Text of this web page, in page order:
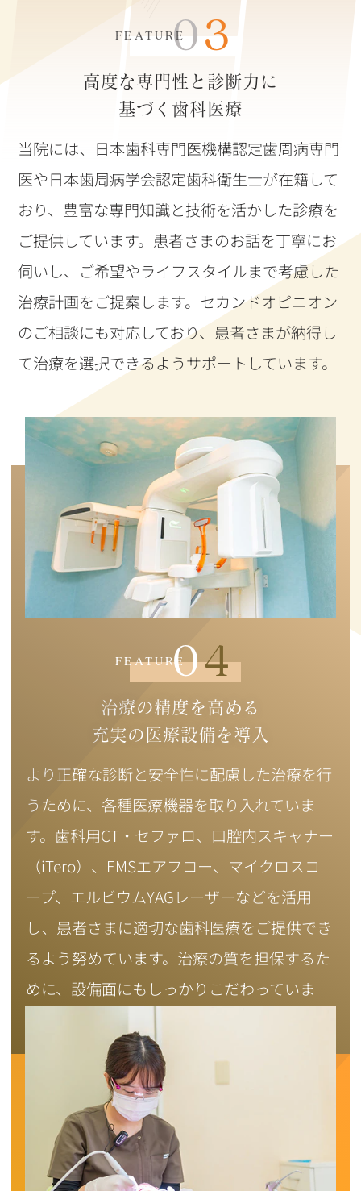
FEATURE 03
高度な専門性と診断力に
基づく歯科医療
当院には、日本歯科専門医機構認定歯周病専門
医や日本歯周病学会認定歯科衛生士が在籍して
おり、豊富な専門知識と技術を活かした診療を
ご提供しています。患者さまのお話を丁寧にお
伺いし、ご希望やライフスタイルまで考慮した
治療計画をご提案します。セカンドオピニオン
のご相談にも対応しており、患者さまが納得し
て治療を選択できるようサポートしています。
FEATURE 04
治療の精度を高める
充実の医療設備を導入
より正確な診断と安全性に配慮した治療を行
うために、各種医療機器を取り入れていま
す。歯科用CT・セファロ、口腔内スキャナー
（iTero）、EMSエアフロー、マイクロスコ
ープ、エルビウムYAGレーザーなどを活用
し、患者さまに適切な歯科医療をご提供でき
るよう努めています。治療の質を担保するた
めに、設備面にもしっかりこだわっていま